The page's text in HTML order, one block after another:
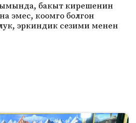
бакыт кирешенин
эмес, коомго болгон
эркиндик сезими менен